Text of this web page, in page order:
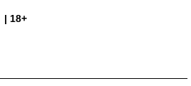
| 18+